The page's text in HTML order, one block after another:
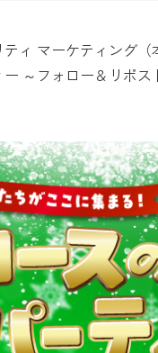
ィ マーケティング
～フォロー＆リポ